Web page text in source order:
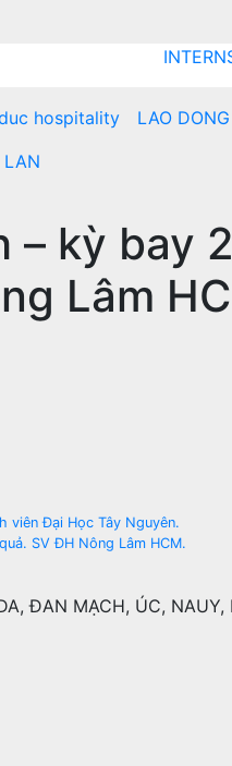
hospitality LAO
LAN
– kỳ bay
Lâm
viên Đại Học Tây Nguyên.
SV ĐH Nông Lâm HCM.
ĐAN MẠCH, ÚC, NAUY,